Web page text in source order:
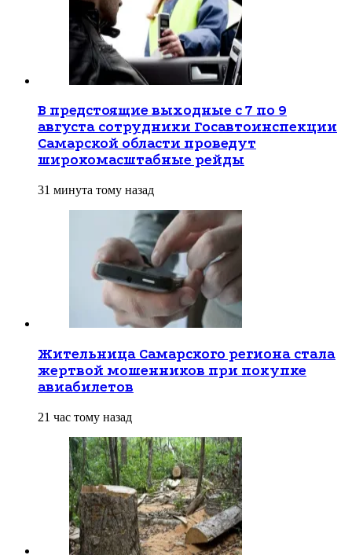
В предстоящие выходные с 7 по 9
августа сотрудники Госавтоинспекции
Самарской области проведут
широкомасштабные рейды
31 минута тому назад
Жительница Самарского региона стала
жертвой мошенников при покупке
авиабилетов
21 час тому назад